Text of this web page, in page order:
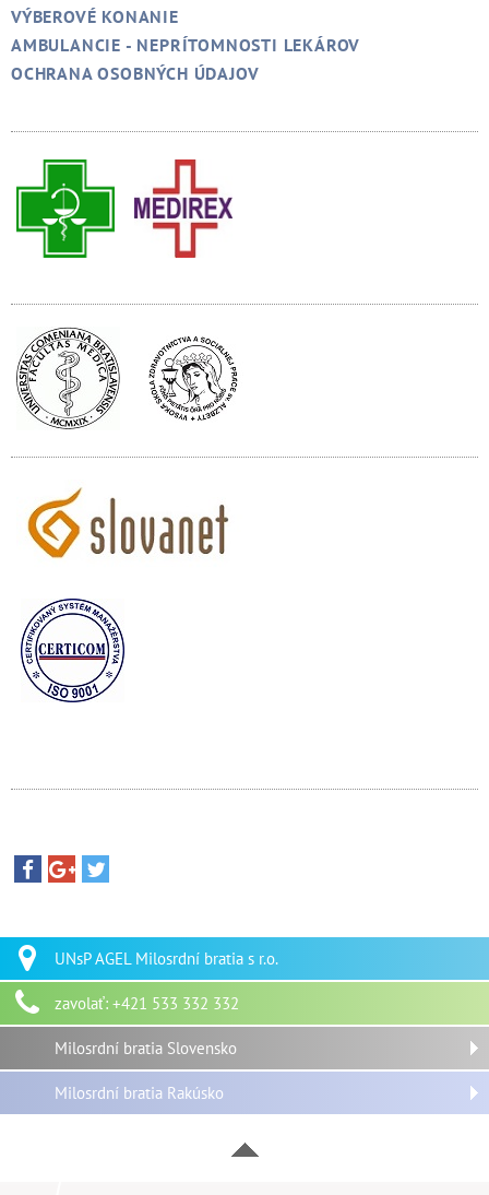
VÝBEROVÉ KONANIE
AMBULANCIE - NEPRÍTOMNOSTI LEKÁROV
OCHRANA OSOBNÝCH ÚDAJOV
UNsP AGEL Milosrdní bratia s r.o.
zavolať: +421 533 332 332
Milosrdní bratia Slovensko
Milosrdní bratia Rakúsko